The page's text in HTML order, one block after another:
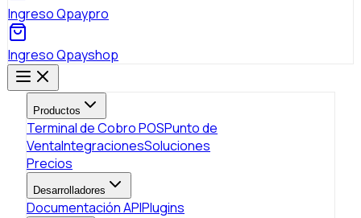
Ingreso Qpaypro
Ingreso Qpayshop
Productos
Terminal de Cobro POSPunto de
VentaIntegracionesSoluciones
Precios
Desarrolladores
Documentación APIPlugins